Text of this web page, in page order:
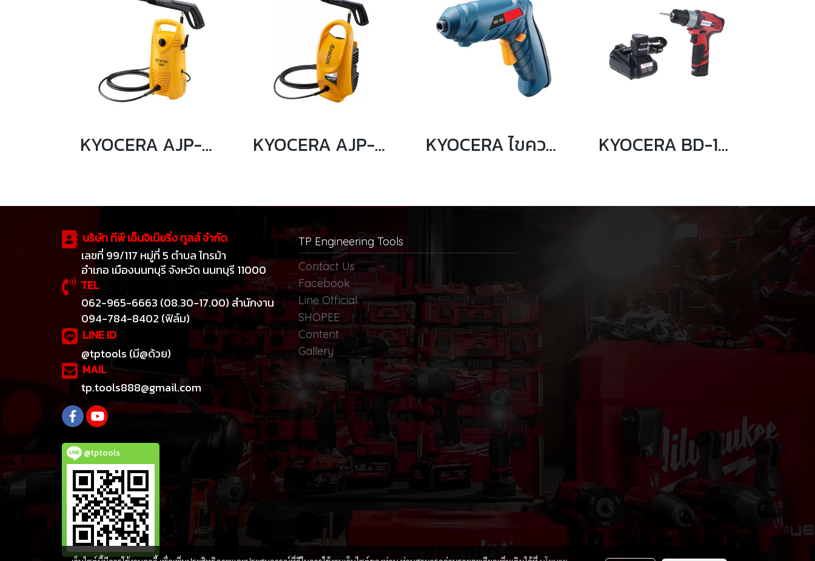
KYOCERA AJP-55 เครื่องฉีดน้ำแรงดันสูง 1,050 วัตต์ 90 บาร์ KYOCERA AJP-1410 เครื่องฉีดน้ำแรงดันสูง 1400 วัตต์ 120 บาร์ KYOCERA ไขควงไฟฟ้าไร้สาย 3.6 โวลต์ รุ่น HSD-360L KYOCERA BD-120C2B สว่านไขควงไร้สาย 12V แบต2ก้อน + แท่นชาร์จ
บริษัท ทีพี เอ็นจิเนียริ่ง ทูลส์ จำกัด
เลขที่ 99/117 หมู่ที่ 5 ตำบล ไทรม้า
อำเภอ เมืองนนทบุรี จังหวัด นนทบุรี 11000
TEL
062-965-6663 (08.30-17.00) สำนักงาน
094-784-8402 (ฟิล์ม)
LINE ID
@tptools (มี@ด้วย)
MAIL
tp.tools888@gmail.com
@tptools
TP Engineering Tools
Contact Us
Facebook
Line Official
SHOPEE
Content
Gallery